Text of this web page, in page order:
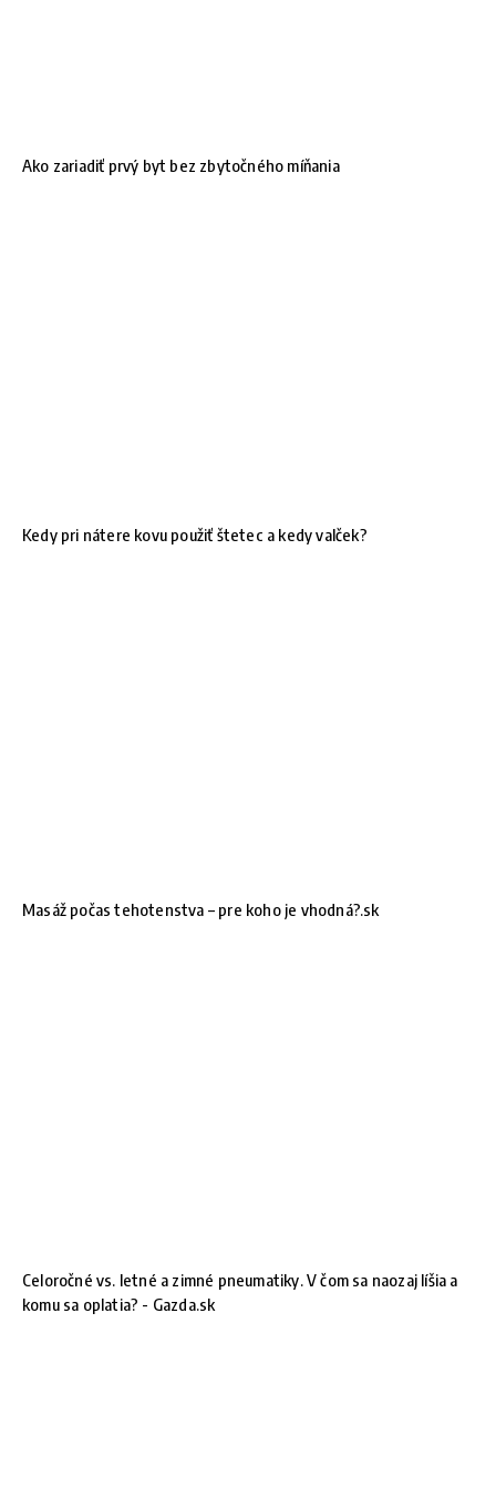
Ako zariadiť prvý byt bez zbytočného míňania
Kedy pri nátere kovu použiť štetec a kedy valček?
Masáž počas tehotenstva – pre koho je vhodná?.sk
Celoročné vs. letné a zimné pneumatiky. V čom sa naozaj líšia a
komu sa oplatia? - Gazda.sk